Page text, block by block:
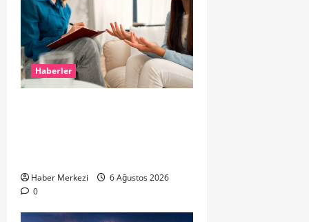
Haberler
Haber Merkezi
6 Ağustos 2026
0